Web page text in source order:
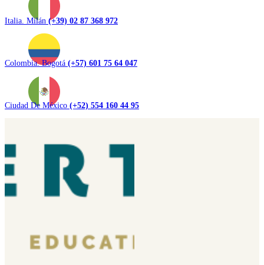
Italia. Milán (+39) 02 87 368 972
Colombia. Bogotá (+57) 601 75 64 047
Ciudad De México (+52) 554 160 44 95